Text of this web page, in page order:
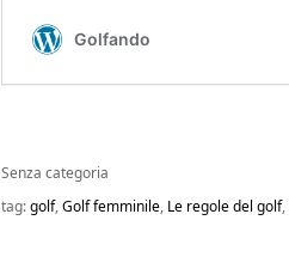
Senza categoria
tag:golf,Golf femminile, Le regole del golf,